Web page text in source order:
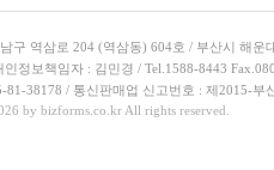
구 역삼로 204 (역삼동) 604호 / 부산시 해운
정보책임자 : 김민경 / Tel.1588-8443
81-38178 / 통신판매업 신고번호 : 제2015-부
by bizforms.co.kr All rights reserved.